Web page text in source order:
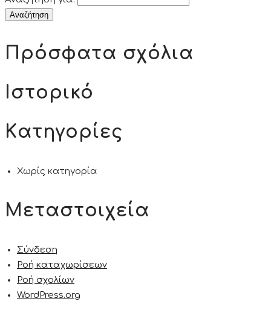
Πρόσφατα σχόλια
Ιστορικό
Kατηγορίες
Χωρίς κατηγορία
Μεταστοιχεία
Σύνδεση
Ροή καταχωρίσεων
Ροή σχολίων
WordPress.org